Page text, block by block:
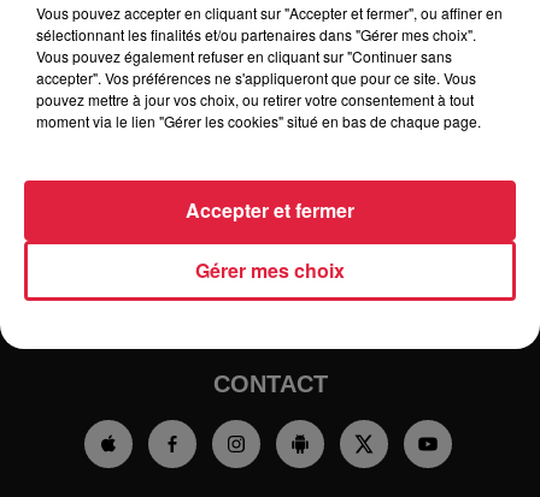
TRAQUEURS D'EMPLOI
AGENDA PODCASTS
CONTACT
Vous pouvez accepter en cliquant sur "Accepter et fermer", ou affiner en
sélectionnant les finalités et/ou partenaires dans "Gérer mes choix".
Vous pouvez également refuser en cliquant sur "Continuer sans
accepter". Vos préférences ne s'appliqueront que pour ce site. Vous
pouvez mettre à jour vos choix, ou retirer votre consentement à tout
moment via le lien "Gérer les cookies" situé en bas de chaque page.
Gérer mes choix
Accepter et fermer